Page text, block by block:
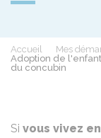
Accueil Mes
Adoption de
du concubin
Si vous vivez